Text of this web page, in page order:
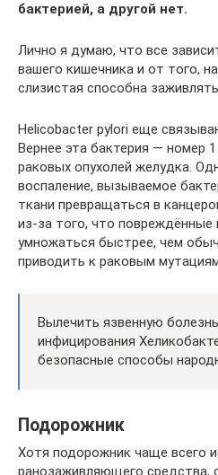
бактерией, а другой нет.
Лично я думаю, что все
вашего кишечника и от того,
слизистая способна
Helicobacter pylori еще
Вернее эта бактерия — номер
раковых опухолей желудка.
воспаление, вызываемое
ткани превращаться в
из-за того, что
умножаться быстрее, чем
приводить к раковым
Вылечить язвенную
инфицирования
безопасные способы
Подорожник
Хотя подорожник чаще всего
ранозаживляющего средства,